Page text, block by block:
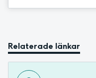
Relaterade länkar